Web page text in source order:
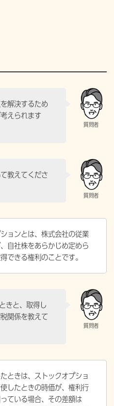
解決するため
えられます
教えてくださ
ョンとは、株式会社の従業
自社株をあらかじめ定めら
できる権利のことです。
きと、取得し
関係を教えて
ときは、ストックオプショ
したときの時価が、権利行
ている場合、その差額は